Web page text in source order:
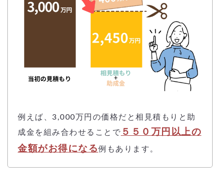
例えば、3,000万円の価格だと相見積もりと助
成金を組み合わせることで ５５０万円以上の
金額がお得になる例もあります。